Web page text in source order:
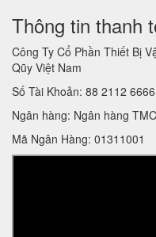
Thông tin thanh
Công Ty Cổ Phần Thiết Bị
Qũy Việt Nam
Số Tài Khoản: 88 2112
Ngân hàng: Ngân hàng
Mã Ngân Hàng: 01311001